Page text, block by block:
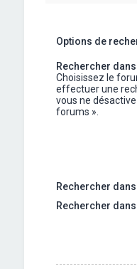
Options de
Rechercher
Choisissez le
effectuer une
vous ne
forums ».
Rechercher
Rechercher dans